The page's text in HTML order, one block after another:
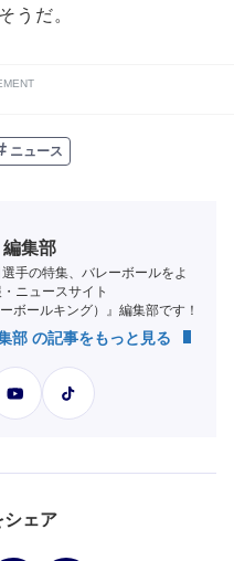
そうだ。
ニュース
集部
手の特集、バレーボールをよ
ニュースサイト
ボールキング）』編集部です！
部 の記事をもっと見る
シェア